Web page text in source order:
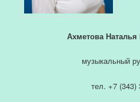
Ахметова
музыкальный
тел. +7 (343)